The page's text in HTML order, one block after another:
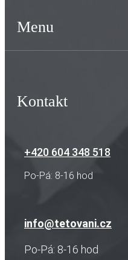
Menu
Kontakt
+420 604 348 518
Po-Pá: 8-16 hod
info@tetovani.cz
Po-Pá: 8-16 hod